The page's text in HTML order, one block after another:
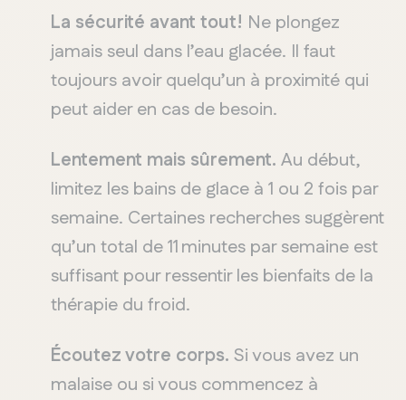
La sécurité avant tout! Ne plongez
jamais seul dans l’eau glacée. Il faut
toujours avoirquelqu’un à proximité qui
peut aider en cas de besoin.
Lentement mais sûrement. Au début,
limitez les bains de glace à 1 ou 2 fois par
semaine. Certaines recherches suggèrent
qu’un total de 11minutes parsemaine est
suffisant pourressentirles bienfaits de la
thérapie du froid.
Écoutezvotre corps. Sivous avez un
malaise ou sivous commencez à